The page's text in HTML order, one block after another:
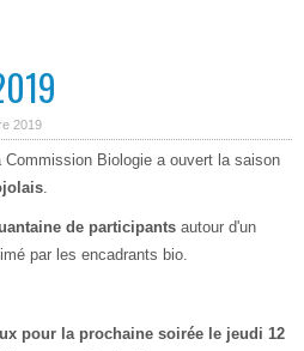
2019
Commission Biologie a ouvert la saison
.
de participants autour d'un
par les encadrants bio.
pour la prochaine soirée le jeudi 12